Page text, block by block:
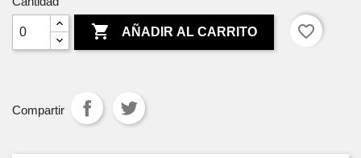
 AÑADIR AL CARRITO favorite_border
Compartir